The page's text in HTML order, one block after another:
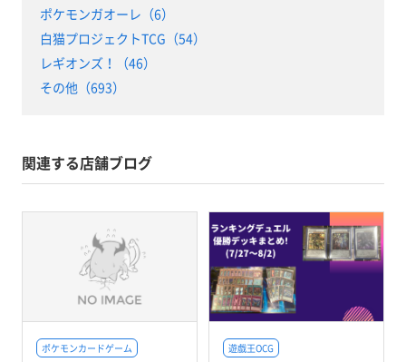
ポケモンガオーレ（6）
白猫プロジェクトTCG（54）
レギオンズ！（46）
その他（693）
関連する店舗ブログ
ポケモンカードゲーム 遊戯王OCG